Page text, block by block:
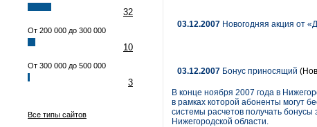
32
От 200 000 до 300 000
10
От 300 000 до 500 000
3
Все типы сайтов
03.12.2007 Новогодняя акция от
03.12.2007 Бонус приносящий
В конце ноября 2007 года в
в рамках которой абоненты могут
системы расчетов получать бонусы
Нижегородской области.